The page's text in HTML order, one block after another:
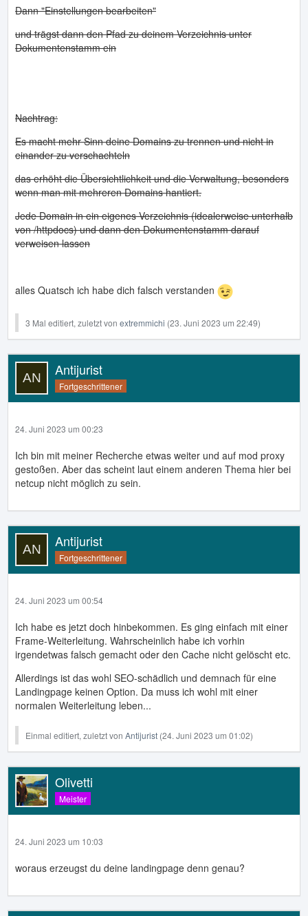
Dann "Einstellungen bearbeiten"
und trägst dann den Pfad zu deinem Verzeichnis unter
Dokumentenstamm ein
Nachtrag:
Es macht mehr Sinn deine Domains zu trennen und nicht in
einander zu verschachteln
das erhöht die Übersichtlichkeit und die Verwaltung, besonders
wenn man mit mehreren Domains hantiert.
Jede Domain in ein eigenes Verzeichnis (idealerweise unterhalb
von /httpdocs) und dann den Dokumentenstamm darauf
verweisen lassen
alles Quatsch ich habe dich falsch verstanden
3 Mal editiert, zuletzt von extremmichi (23. Juni 2023 um 22:49)
Antijurist
Fortgeschrittener
24. Juni 2023 um 00:23
Ich bin mit meiner Recherche etwas weiter und auf mod proxy
gestoßen. Aber das scheint laut einem anderen Thema hier bei
netcup nicht möglich zu sein.
Antijurist
Fortgeschrittener
24. Juni 2023 um 00:54
Ich habe es jetzt doch hinbekommen. Es ging einfach mit einer
Frame-Weiterleitung. Wahrscheinlich habe ich vorhin
irgendetwas falsch gemacht oder den Cache nicht gelöscht etc.
Allerdings ist das wohl SEO-schädlich und demnach für eine
Landingpage keinen Option. Da muss ich wohl mit einer
normalen Weiterleitung leben...
Einmal editiert, zuletzt von Antijurist (24. Juni 2023 um 01:02)
Olivetti
Meister
24. Juni 2023 um 10:03
woraus erzeugst du deine landingpage denn genau?